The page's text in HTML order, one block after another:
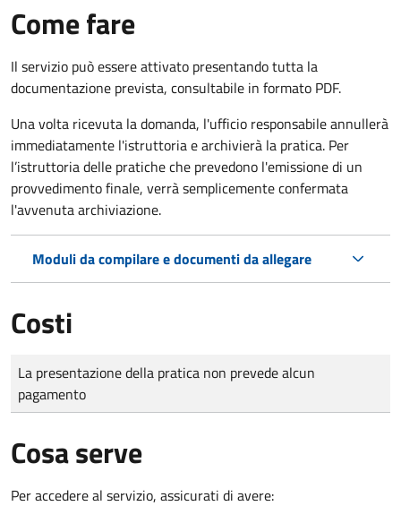
Come fare
Il servizio può essere attivato presentando tutta la
documentazione prevista, consultabile in formato PDF.
Una volta ricevuta la domanda, l'ufficio responsabile annullerà
immediatamente l'istruttoria e archivierà la pratica. Per
l’istruttoria delle pratiche che prevedono l'emissione di un
provvedimento finale, verrà semplicemente confermata
l'avvenuta archiviazione.
Moduli da compilare e documenti da allegare
Costi
Tipo di pagamento
Importo
La presentazione della pratica non prevede alcun
pagamento
Cosa serve
Per accedere al servizio, assicurati di avere: